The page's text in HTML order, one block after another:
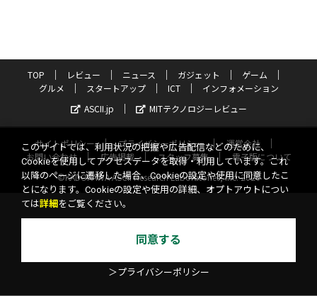
TOP レビュー ニュース ガジェット
ゲーム
グルメ
スタートアップ ICT
インフォメーション
ASCII.jp
MITテクノロジーレビュー
サイトポリシー プライバシーポリシー
運営会社
お問い合わせ
広告掲載 スタッフ募集
電子版について
©KADOKAWA ASCII Research Laboratories, Inc. 2026
このサイトでは、利用状況の把握や広告配信などのために、
Cookieを使用してアクセスデータを取得・利用しています。これ
以降のページに遷移した場合、Cookieの設定や使用に同意したこ
とになります。Cookieの設定や使用の詳細、オプトアウトについ
ては詳細 をご覧ください。
同意する
＞プライバシーポリシー